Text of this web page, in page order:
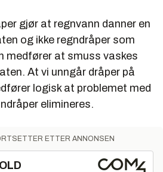
gjør at regnvann danner en
og ikke regndråper som
medfører at smuss vaskes
At vi unngår dråper på
logisk at problemet med
elimineres.
ETTER ANNONSEN